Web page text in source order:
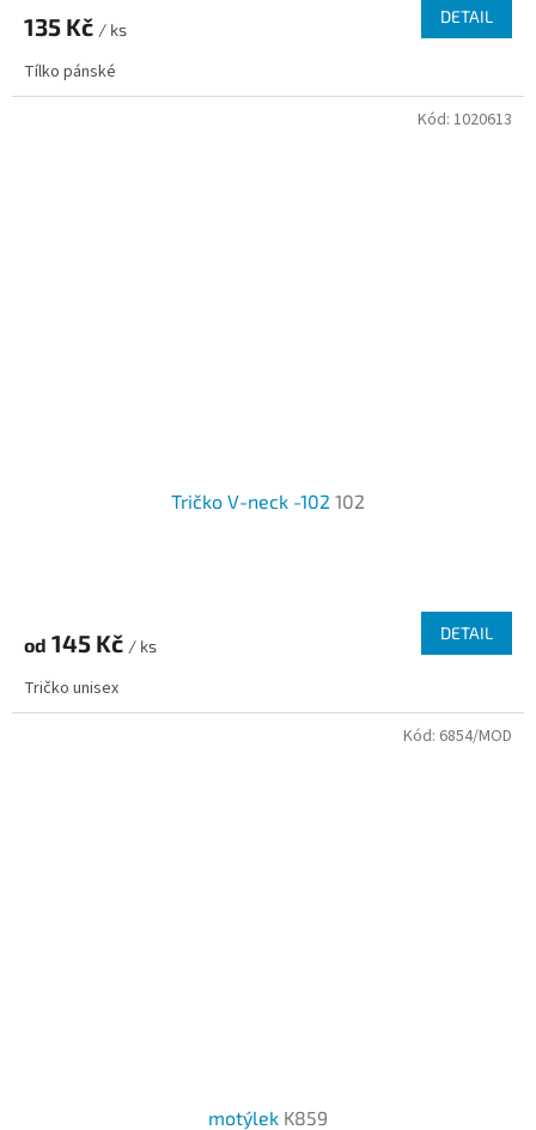
je
z
5
135 Kč / ks
DETAIL
Tílko pánské
Tričko V-neck -102 102
je
z
5
od 145 Kč / ks
DETAIL
Tričko unisex
Kód: 1020613
motýlek K859
Kód: 6854/MOD